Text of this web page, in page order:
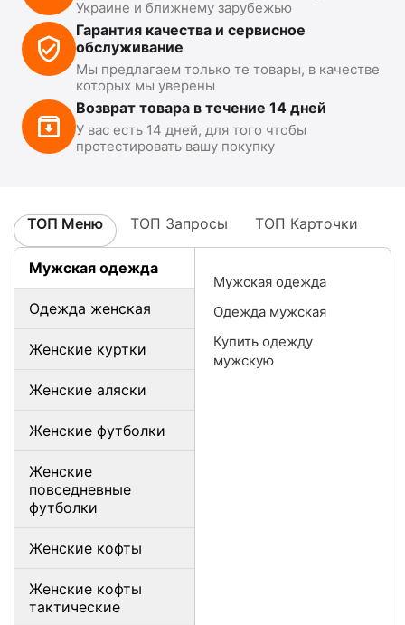
Украине и ближнему зарубежью
Гарантия качества и сервисное
обслуживание
Мы предлагаем только те товары, в качестве
которых мы уверены
Возврат товара в течение 14 дней
У вас есть 14 дней, для того чтобы
протестировать вашу покупку
ТОП Меню ТОП Запросы ТОП Карточки
Мужская одежда
Одежда женская
Женские куртки
Женские аляски
Женские футболки
Женские
повседневные
футболки
Женские кофты
Женские кофты
тактические
Мужская одежда
Одежда мужская
Купить одежду
мужскую